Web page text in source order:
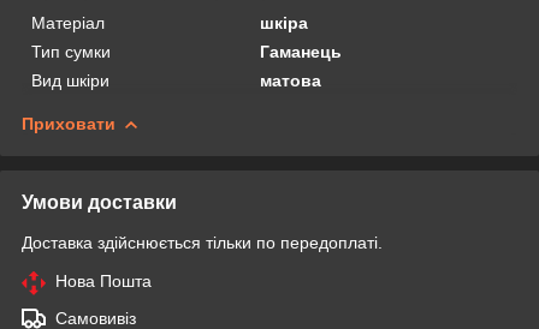
Матеріал
шкіра
Тип сумки
Гаманець
Вид шкіри
матова
Приховати
Умови доставки
Доставка здійснюється тільки по передоплаті.
Нова Пошта
Самовивіз